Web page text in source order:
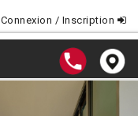
Connexion / Inscription